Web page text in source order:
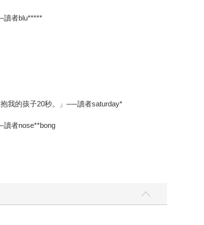
讀者blu*****
我的孩子20秒。」──讀者saturday*
讀者nose**bong